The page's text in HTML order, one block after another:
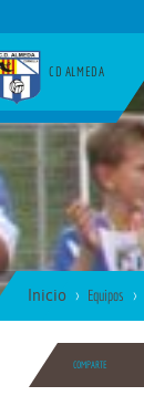
CD ALMEDA
Inicio Equipos
COMPARTE